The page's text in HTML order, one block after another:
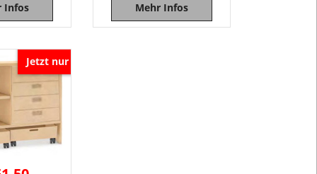
Infos Mehr Infos
Jetzt nur